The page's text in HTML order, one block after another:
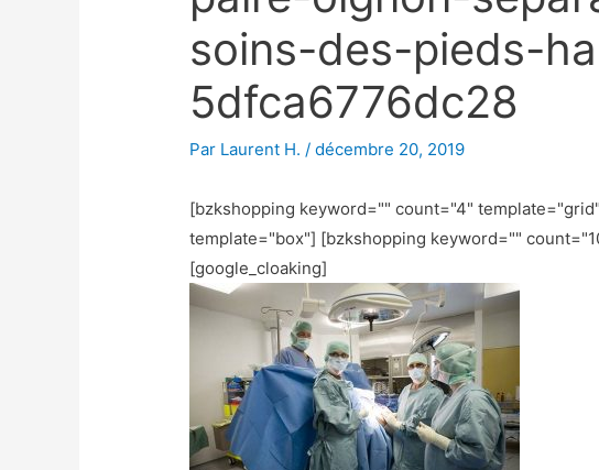
soins-des-pieds-
5dfca6776dc28
Par Laurent H./décembre 20, 2019
[bzkshopping keyword="" count="4"
template="box"] [bzkshopping keyword=""
[google_cloaking]